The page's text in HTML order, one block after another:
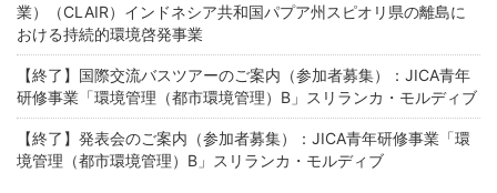
業）（CLAIR）インドネシア共和国パプア州スピオリ県の離島に
おける持続的環境啓発事業
【終了】国際交流バスツアーのご案内（参加者募集）：JICA青年
研修事業「環境管理（都市環境管理）B」スリランカ・モルディブ
【終了】発表会のご案内（参加者募集）：JICA青年研修事業「環
境管理（都市環境管理）B」スリランカ・モルディブ